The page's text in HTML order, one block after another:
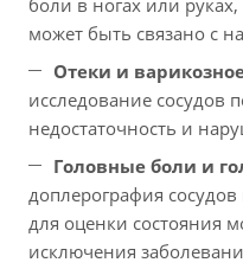
боли в ногах или
может быть связано с
Отеки и
исследование сосудов
недостаточность и
Головные боли и
доплерография
для оценки состояния
исключения